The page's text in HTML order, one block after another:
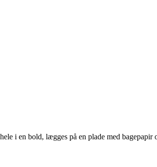
i en bold, lægges på en plade med